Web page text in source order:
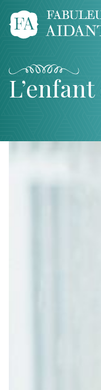
L’enfant